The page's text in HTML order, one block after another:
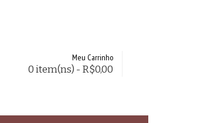
Meu Carrinho
0 item(ns) - R$0,00